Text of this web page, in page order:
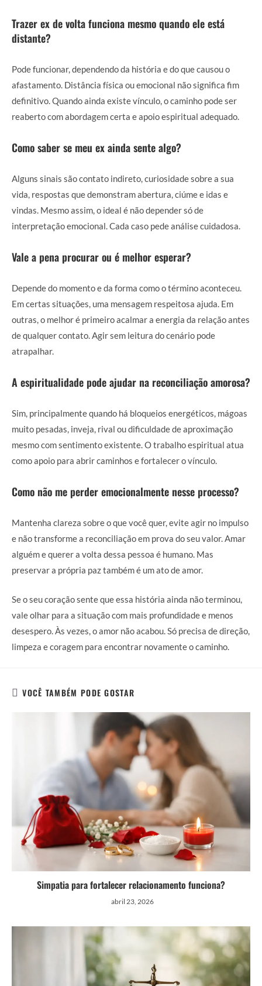
Trazer ex de volta funciona mesmo quando ele está
distante?
Pode funcionar, dependendo da história e do que causou o
afastamento. Distância física ou emocional não significa fim
definitivo. Quando ainda existe vínculo, o caminho pode ser
reaberto com abordagem certa e apoio espiritual adequado.
Como saber se meu ex ainda sente algo?
Alguns sinais são contato indireto, curiosidade sobre a sua
vida, respostas que demonstram abertura, ciúme e idas e
vindas. Mesmo assim, o ideal é não depender só de
interpretação emocional. Cada caso pede análise cuidadosa.
Vale a pena procurar ou é melhor esperar?
Depende do momento e da forma como o término aconteceu.
Em certas situações, uma mensagem respeitosa ajuda. Em
outras, o melhor é primeiro acalmar a energia da relação antes
de qualquer contato. Agir sem leitura do cenário pode
atrapalhar.
A espiritualidade pode ajudar na reconciliação amorosa?
Sim, principalmente quando há bloqueios energéticos, mágoas
muito pesadas, inveja, rival ou dificuldade de aproximação
mesmo com sentimento existente. O trabalho espiritual atua
como apoio para abrir caminhos e fortalecer o vínculo.
Como não me perder emocionalmente nesse processo?
Mantenha clareza sobre o que você quer, evite agir no impulso
e não transforme a reconciliação em prova do seu valor. Amar
alguém e querer a volta dessa pessoa é humano. Mas
preservar a própria paz também é um ato de amor.
Se o seu coração sente que essa história ainda não terminou,
vale olhar para a situação com mais profundidade e menos
desespero. Às vezes, o amor não acabou. Só precisa de direção,
limpeza e coragem para encontrar novamente o caminho.
VOCÊ TAMBÉM PODE GOSTAR
Simpatia para fortalecer relacionamento funciona?
abril 23, 2026